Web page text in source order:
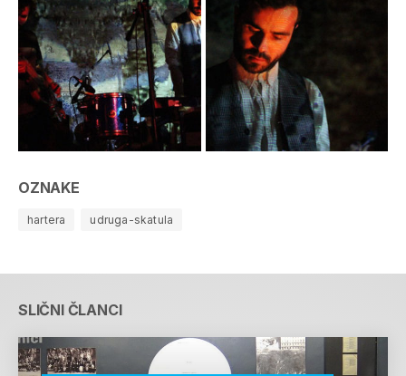
OZNAKE
hartera udruga-skatula
SLIČNI ČLANCI